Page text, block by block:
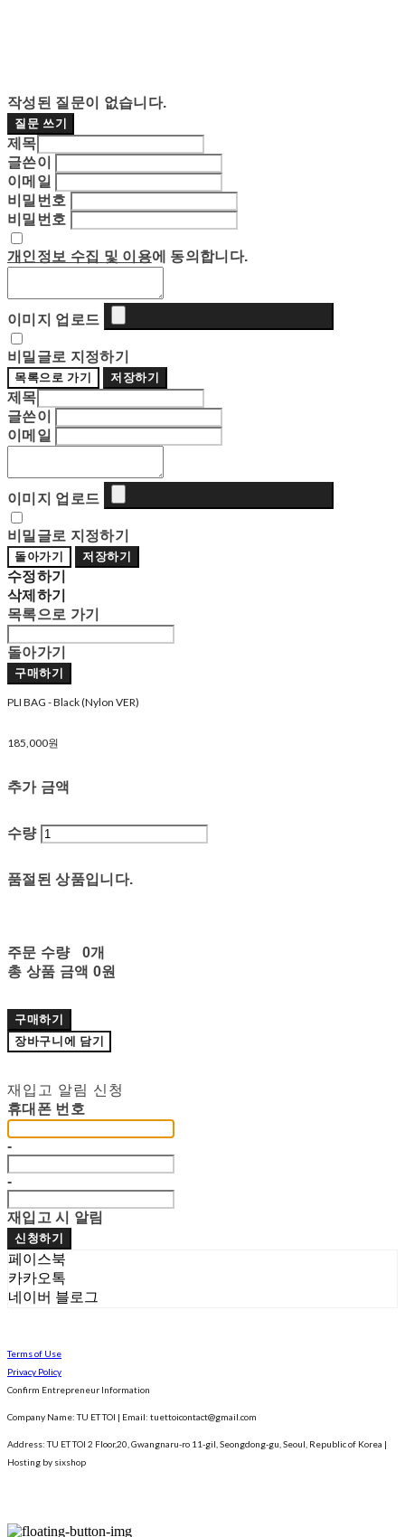
작성된 질문이 없습니다.
질문 쓰기
제목
글쓴이
이메일
비밀번호
비밀번호
개인정보 수집 및 이용에 동의합니다.
이미지 업로드
비밀글로 지정하기
목록으로 가기 저장하기
제목
글쓴이
이메일
이미지 업로드
비밀글로 지정하기
돌아가기 저장하기
수정하기
삭제하기
목록으로 가기
돌아가기
구매하기
PLI BAG - Black (Nylon VER)
185,000원
추가 금액
수량
품절된 상품입니다.
주문 수량
0개
총 상품 금액 0원
구매하기
장바구니에 담기
재입고 알림 신청
휴대폰 번호
-
-
재입고 시 알림
신청하기
페이스북
카카오톡
네이버 블로그
Terms of Use
Privacy Policy
Confirm Entrepreneur Information
Company Name: TU ET TOI | Email: tuettoicontact@gmail.com
Address: TU ET TOI 2 Floor,20, Gwangnaru-ro 11-gil, Seongdong-gu, Seoul, Republic of Korea |
Hosting by sixshop